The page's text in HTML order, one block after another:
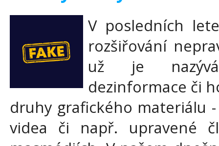
V posledních
rozšiřování
už je
dezinformace či
druhy grafického materiálu
videa či např. upravené